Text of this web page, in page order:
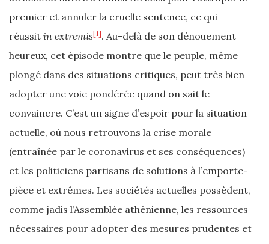
premier et annuler la cruelle sentence, ce qui
réussit in extremis[1]. Au-delà de son dénouement
heureux, cet épisode montre que le peuple, même
plongé dans des situations critiques, peut très bien
adopter une voie pondérée quand on sait le
convaincre. C’est un signe d’espoir pour la situation
actuelle, où nous retrouvons la crise morale
(entraînée par le coronavirus et ses conséquences)
et les politiciens partisans de solutions à l’emporte-
pièce et extrêmes. Les sociétés actuelles possèdent,
comme jadis l’Assemblée athénienne, les ressources
nécessaires pour adopter des mesures prudentes et